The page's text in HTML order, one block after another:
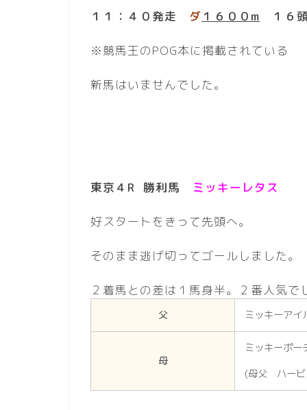
１１：４０発走 ダ １６００m １６
※競馬王のPOG本に掲載されている
新馬はいませんでした。
東京４R 勝利馬 ミッキーレタス
好スタートをきって先頭へ。
そのまま逃げ切ってゴールしました。
２着馬との差は１馬身半。２番人気で
父 ミッキーアイ
母
ミッキーポー
(母父 ハービ